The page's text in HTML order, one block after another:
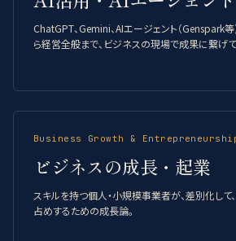
ChatGPT、Gemini、AIエージェント（Genspark等
ら経営全般まで、ビジネスの現場で成果に繋げ
Business Growth &
ビジネスの成長・起業
スキルを持つ個人・小規模事業者が、差別化して
占めするための成長論。